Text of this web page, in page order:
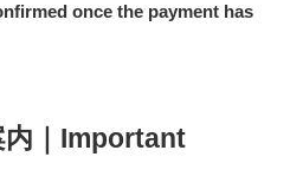
once the payment has
内｜Important